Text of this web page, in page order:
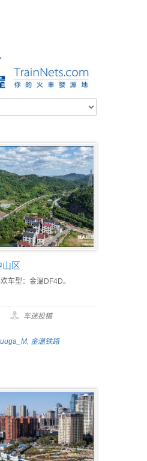
山区
车型：金温DF4D。
车迷投稿
, 金温铁路